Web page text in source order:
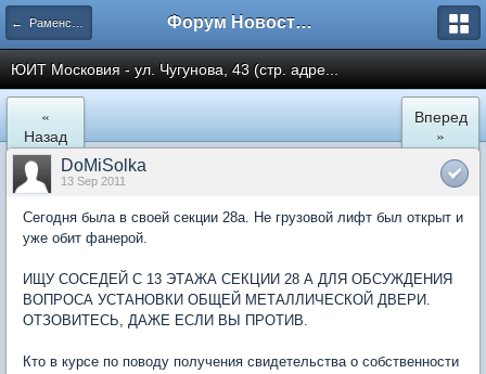
← Раменское Форум Новостройки
ЮИТ Московия - ул. Чугунова, 43 (стр. адре...
«
Назад
Вперед
»
DoMiSolka
13 Sep 2011
Сегодня была в своей секции 28а. Не грузовой лифт был открыт и
уже обит фанерой.
ИЩУ СОСЕДЕЙ С 13 ЭТАЖА СЕКЦИИ 28 А ДЛЯ ОБСУЖДЕНИЯ
ВОПРОСА УСТАНОВКИ ОБЩЕЙ МЕТАЛЛИЧЕСКОЙ ДВЕРИ.
ОТЗОВИТЕСЬ, ДАЖЕ ЕСЛИ ВЫ ПРОТИВ.
Кто в курсе по поводу получения свидетельства о собственности